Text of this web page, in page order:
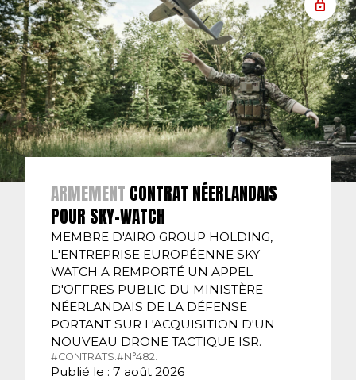
ARMEMENT CONTRAT NÉERLANDAIS
POUR SKY-WATCH
MEMBRE D'AIRO GROUP HOLDING,
L'ENTREPRISE EUROPÉENNE SKY-
WATCH A REMPORTÉ UN APPEL
D'OFFRES PUBLIC DU MINISTÈRE
NÉERLANDAIS DE LA DÉFENSE
PORTANT SUR L'ACQUISITION D'UN
NOUVEAU DRONE TACTIQUE ISR.
#CONTRATS. #N°482.
Publié le : 7 août 2026